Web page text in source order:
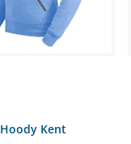
Hoody Kent